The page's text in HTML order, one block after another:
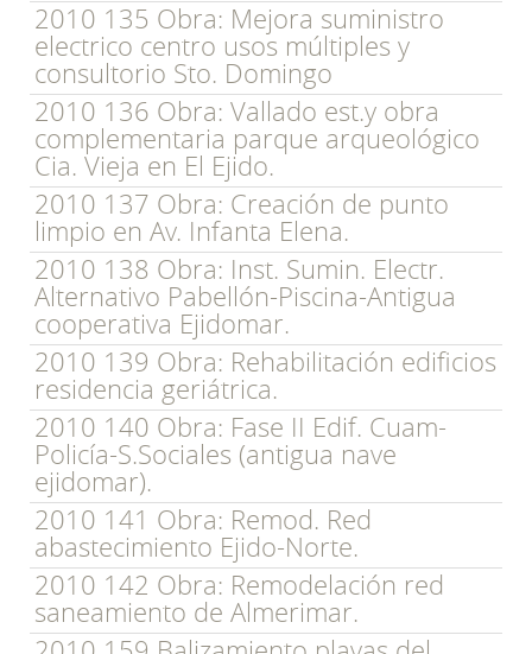
2010 135 Obra: Mejora suministro
electrico centro usos múltiples y
consultorio Sto. Domingo
2010 136 Obra: Vallado est.y obra
complementaria parque arqueológico
Cia. Vieja en El Ejido.
2010 137 Obra: Creación de punto
limpio en Av. Infanta Elena.
2010 138 Obra: Inst. Sumin. Electr.
Alternativo Pabellón-Piscina-Antigua
cooperativa Ejidomar.
2010 139 Obra: Rehabilitación edificios
residencia geriátrica.
2010 140 Obra: Fase II Edif. Cuam-
Policía-S.Sociales (antigua nave
ejidomar).
2010 141 Obra: Remod. Red
abastecimiento Ejido-Norte.
2010 142 Obra: Remodelación red
saneamiento de Almerimar.